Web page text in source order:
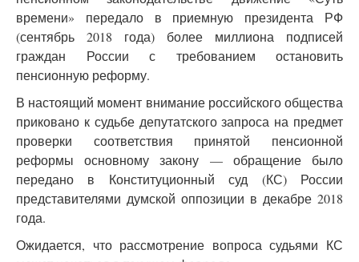
времени» передало в приемную президента РФ
(сентябрь 2018 года) более миллиона подписей
граждан России с требованием остановить
пенсионную реформу.
В настоящий момент внимание российского общества
приковано к судьбе депутатского запроса на предмет
проверки соответствия принятой пенсионной
реформы основному закону — обращение было
передано в Конституционный суд (КС) России
представителями думской оппозиции в декабре 2018
года.
Ожидается, что рассмотрение вопроса судьями КС